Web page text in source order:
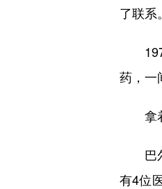
了联系
药，一
拿着
巴尔
有4位